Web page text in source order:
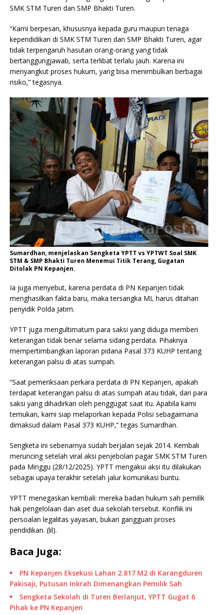
SMK STM Turen dan SMP Bhakti Turen.
“Kami berpesan, khususnya kepada guru maupun tenaga
kependidikan di SMK STM Turen dan SMP Bhakti Turen, agar
tidak terpengaruh hasutan orang-orang yang tidak
bertanggungjawab, serta terlibat terlalu jauh. Karena ini
menyangkut proses hukum, yang bisa menimbulkan berbagai
risiko,” tegasnya.
Sumardhan, menjelaskan Sengketa YPTT vs YPTWT Soal SMK
STM & SMP Bhakti Turen Menemui Titik Terang, Gugatan
Ditolak PN Kepanjen.
Ia juga menyebut, karena perdata di PN Kepanjen tidak
menghasilkan fakta baru, maka tersangka ML harus ditahan
penyidik Polda Jatim.
YPTT juga mengultimatum para saksi yang diduga memberi
keterangan tidak benar selama sidang perdata. Pihaknya
mempertimbangkan laporan pidana Pasal 373 KUHP tentang
keterangan palsu di atas sumpah.
“Saat pemeriksaan perkara perdata di PN Kepanjen, apakah
terdapat keterangan palsu di atas sumpah atau tidak, dari para
saksi yang dihadirkan oleh penggugat saat itu. Apabila kami
temukan, kami siap melaporkan kepada Polisi sebagaimana
dimaksud dalam Pasal 373 KUHP,” tegas Sumardhan.
Sengketa ini sebenarnya sudah berjalan sejak 2014. Kembali
meruncing setelah viral aksi penjebolan pagar SMK STM Turen
pada Minggu (28/12/2025). YPTT mengakui aksi itu dilakukan
sebagai upaya terakhir setelah jalur komunikasi buntu.
YPTT menegaskan kembali: mereka badan hukum sah pemilik
hak pengelolaan dan aset dua sekolah tersebut. Konflik ini
persoalan legalitas yayasan, bukan gangguan proses
pendidikan. (lil).
Baca Juga:
PN Kepanjen Eksekusi Lahan 2.817 M2 di Karangduren
Pakisaji, Putusan Inkrah Dimenangkan Pemilik Sah
Sengketa Sekolah di Turen Berlanjut, YPTT Gugat 6
Pihak ke PN Kepanjen